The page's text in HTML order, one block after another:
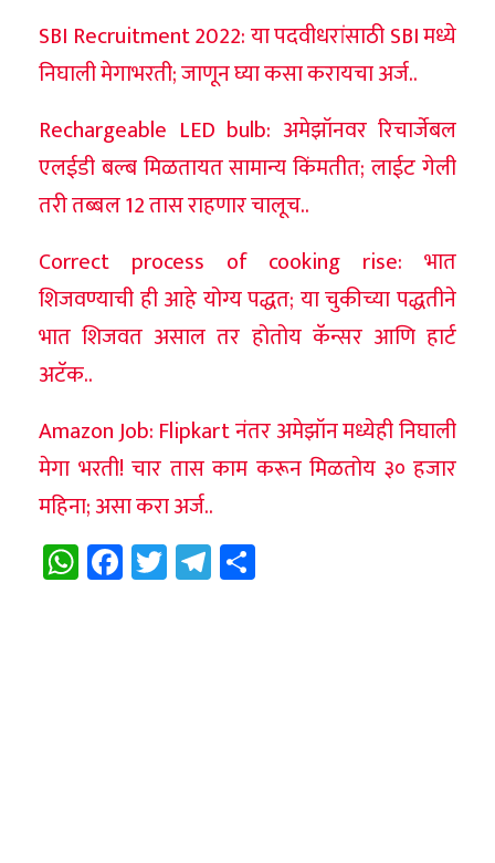
SBI Recruitment 2022: या पदवीधरांसाठी SBI मध्ये
निघाली मेगाभरती; जाणून घ्या कसा करायचा अर्ज..
Rechargeable LED bulb: अमेझॉनवर रिचार्जेबल
एलईडी बल्ब मिळतायत सामान्य किंमतीत; लाईट गेली
तरी तब्बल 12 तास राहणार चालूच..
Correct process of cooking rise: भात
शिजवण्याची ही आहे योग्य पद्धत; या चुकीच्या पद्धतीने
भात शिजवत असाल तर होतोय कॅन्सर आणि हार्ट
अटॅक..
Amazon Job: Flipkart नंतर अमेझॉन मध्येही निघाली
मेगा भरती! चार तास काम करून मिळतोय ३० हजार
महिना; असा करा अर्ज..
WhatsApp
Facebook
TwitterTelegram